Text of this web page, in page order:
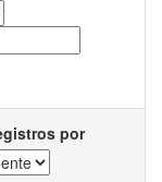
por